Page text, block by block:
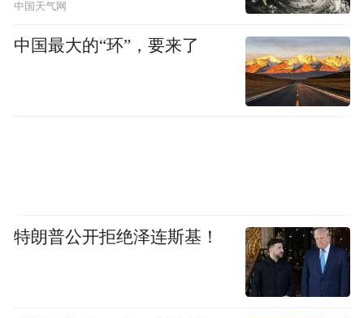
中国天气网
中国最大的“环”，要来了
特朗普公开拒绝泽连斯基！